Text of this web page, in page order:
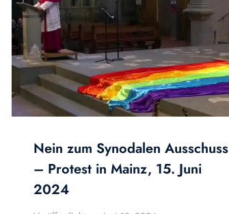
Nein zum Synodalen Ausschuss
– Protest in Mainz, 15. Juni
2024